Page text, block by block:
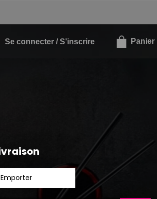
Se connecter / S'inscrire Panier